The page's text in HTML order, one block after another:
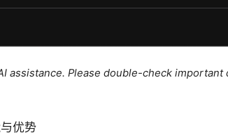
assistance. Please double-check important
优势